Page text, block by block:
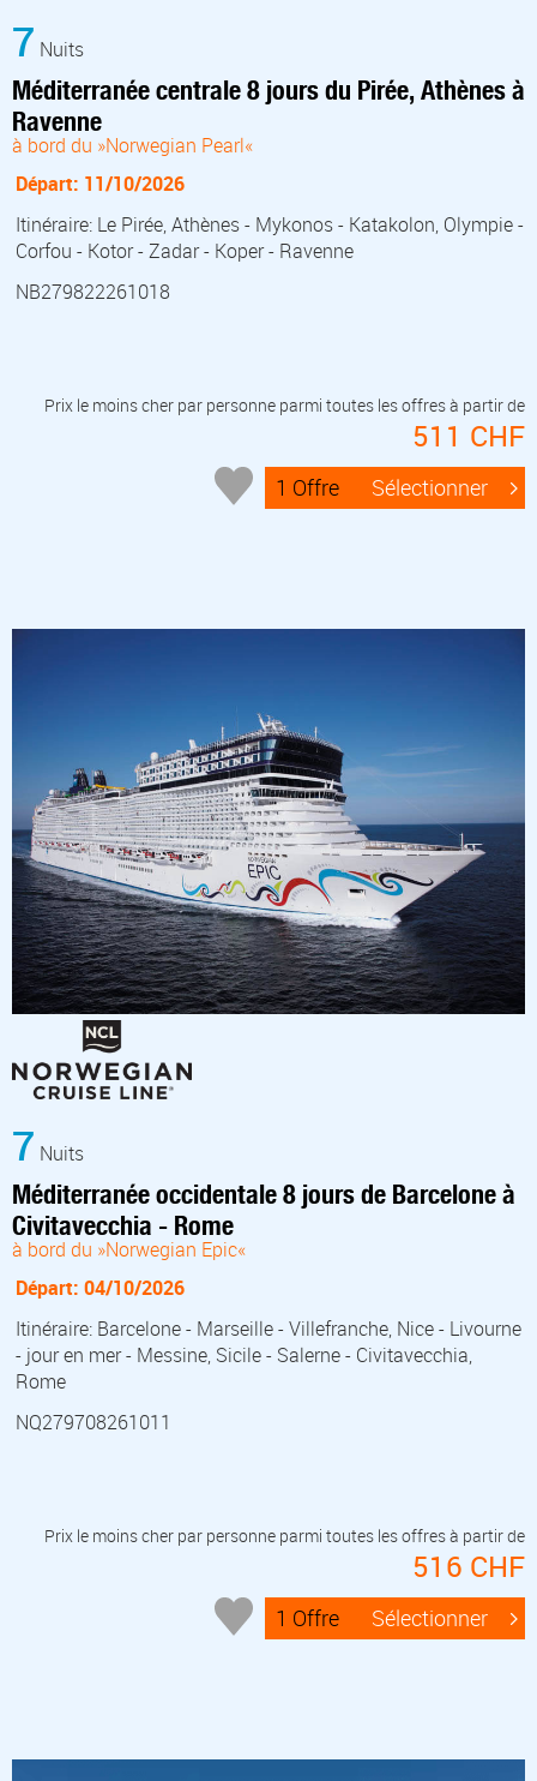
7 Nuits
Méditerranée centrale 8 jours du Pirée, Athènes à
Ravenne
à bord du »Norwegian Pearl«
Départ: 11/10/2026
Itinéraire: Le Pirée, Athènes - Mykonos - Katakolon, Olympie -
Corfou - Kotor - Zadar - Koper - Ravenne
NB279822261018
Prix le moins cher par personne parmi toutes les offres à partir de
511 CHF
1 Offre Sélectionner
7 Nuits
Méditerranée occidentale 8 jours de Barcelone à
Civitavecchia - Rome
à bord du »Norwegian Epic«
Départ: 04/10/2026
Itinéraire: Barcelone - Marseille - Villefranche, Nice - Livourne
- jour en mer - Messine, Sicile - Salerne - Civitavecchia,
Rome
NQ279708261011
Prix le moins cher par personne parmi toutes les offres à partir de
516 CHF
1 Offre Sélectionner